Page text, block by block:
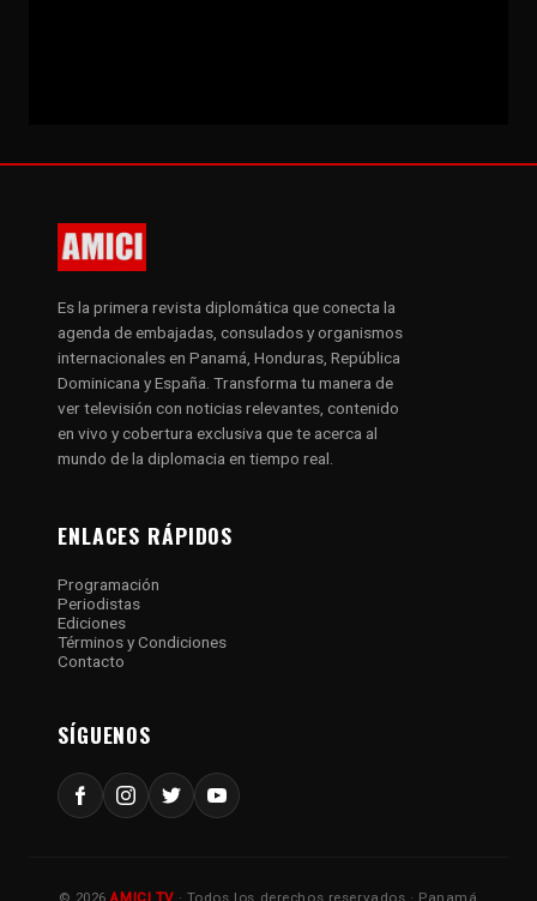
Es la primera revista diplomática que conecta la
agenda de embajadas, consulados y organismos
internacionales en Panamá, Honduras, República
Dominicana y España. Transforma tu manera de
ver televisión con noticias relevantes, contenido
en vivo y cobertura exclusiva que te acerca al
mundo de la diplomacia en tiempo real.
ENLACES RÁPIDOS
Programación
Periodistas
Ediciones
Términos y Condiciones
Contacto
SÍGUENOS
© 2026AMICI TV · Todos los derechos reservados · Panamá